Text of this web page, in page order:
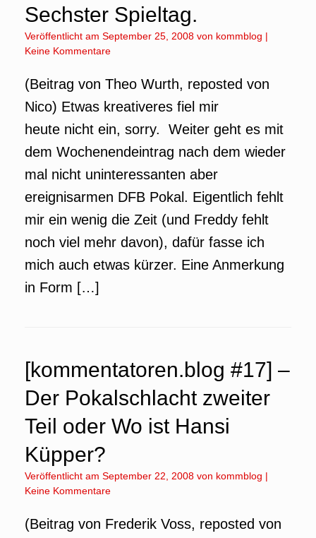
Sechster Spieltag.
Veröffentlicht am September 25, 2008 von kommblog |
Keine Kommentare
(Beitrag von Theo Wurth, reposted von
Nico) Etwas kreativeres fiel mir
heute nicht ein, sorry. Weiter geht es mit
dem Wochenendeintrag nach dem wieder
mal nicht uninteressanten aber
ereignisarmen DFB Pokal. Eigentlich fehlt
mir ein wenig die Zeit (und Freddy fehlt
noch viel mehr davon), dafür fasse ich
mich auch etwas kürzer. Eine Anmerkung
in Form […]
[kommentatoren.blog #17] –
Der Pokalschlacht zweiter
Teil oder Wo ist Hansi
Küpper?
Veröffentlicht am September 22, 2008 von kommblog |
Keine Kommentare
(Beitrag von Frederik Voss, reposted von